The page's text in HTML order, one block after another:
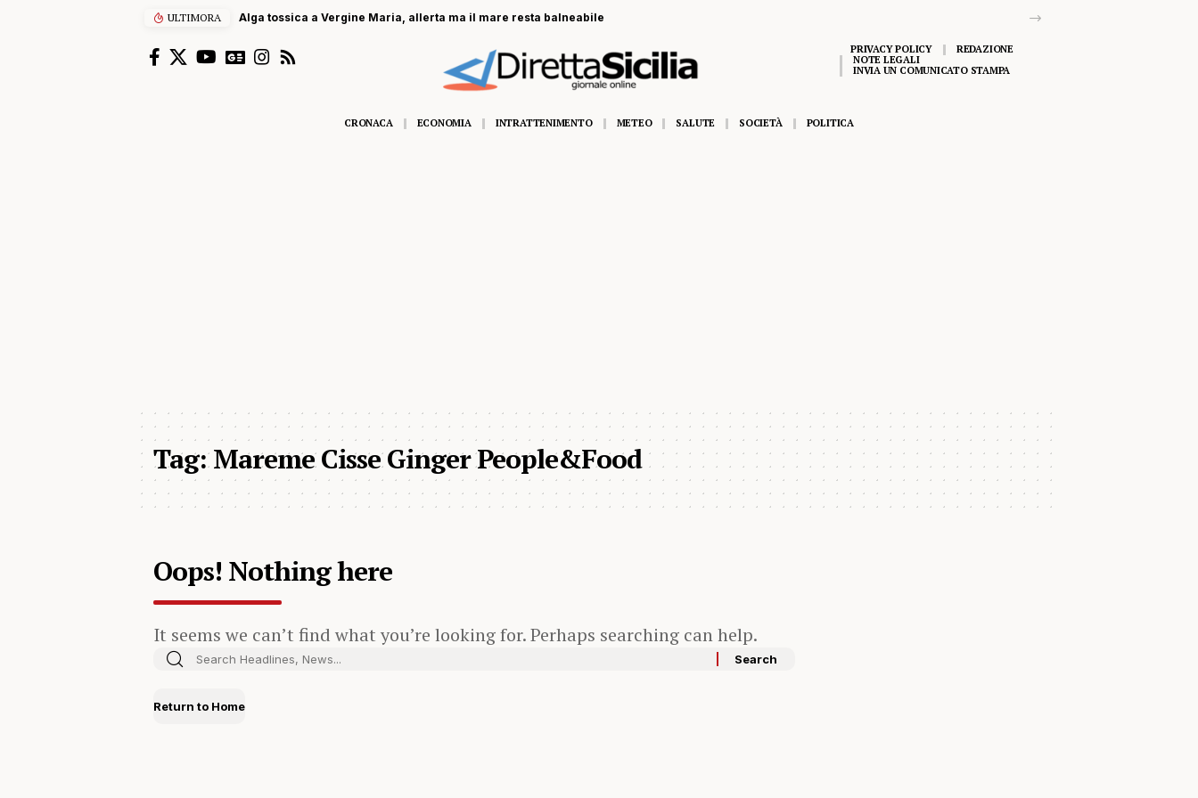
ULTIMORA Alga tossica a Vergine Maria, allerta ma il mare resta balneabile
PRIVACY POLICY
REDAZIONE
NOTE LEGALI
INVIA UN COMUNICATO STAMPA
CRONACA ECONOMIA INTRATTENIMENTO METEO SALUTE SOCIETÀ POLITICA
Tag:Mareme Cisse Ginger People&Food
Oops! Nothing here
It seems we can’t find what you’re looking for. Perhaps searching can help.
Return to Home